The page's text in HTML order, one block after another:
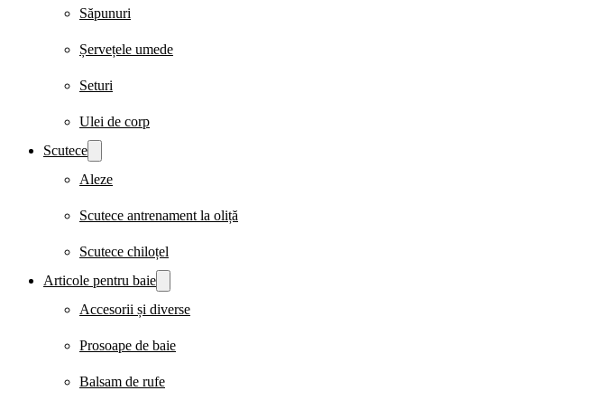
Săpunuri
Șervețele umede
Seturi
Ulei de corp
Scutece
Aleze
Scutece antrenament la oliță
Scutece chiloțel
Articole pentru baie
Accesorii și diverse
Prosoape de baie
Balsam de rufe